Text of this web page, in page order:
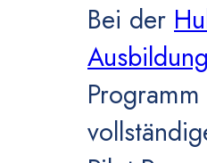
Bei der
Ausbildung